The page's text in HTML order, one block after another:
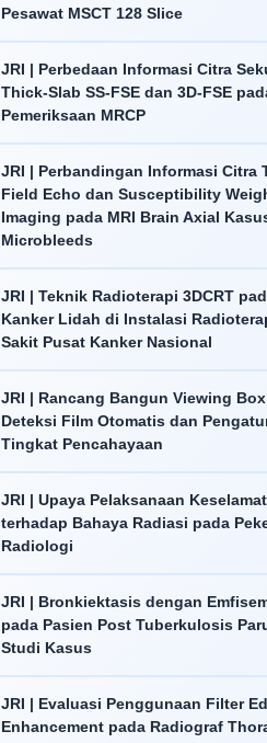
Pesawat MSCT 128 Slice
JRI | Perbedaan Informasi Citra
Thick-Slab SS-FSE dan 3D-FSE
Pemeriksaan MRCP
JRI | Perbandingan Informasi Citra
Field Echo dan Susceptibility
Imaging pada MRI Brain Axial
Microbleeds
JRI | Teknik Radioterapi 3DCRT
Kanker Lidah di Instalasi
Sakit Pusat Kanker Nasional
JRI | Rancang Bangun Viewing
Deteksi Film Otomatis dan
Tingkat Pencahayaan
JRI | Upaya Pelaksanaan
terhadap Bahaya Radiasi pada
Radiologi
JRI | Bronkiektasis dengan
pada Pasien Post Tuberkulosis
Studi Kasus
JRI | Evaluasi Penggunaan Filter
Enhancement pada Radiograf